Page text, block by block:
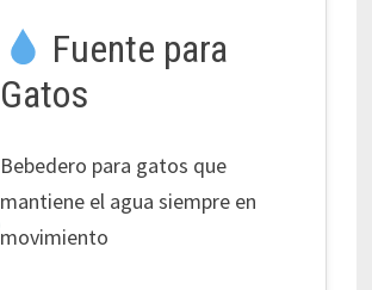
Fuente para
Gatos
Bebedero para gatos que
mantiene el agua siempre en
movimiento